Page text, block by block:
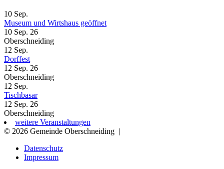
10 Sep.
Museum und Wirtshaus geöffnet
10 Sep. 26
Oberschneiding
12 Sep.
Dorffest
12 Sep. 26
Oberschneiding
12 Sep.
Tischbasar
12 Sep. 26
Oberschneiding
weitere Veranstaltungen
© 2026 Gemeinde Oberschneiding |
Datenschutz
Impressum